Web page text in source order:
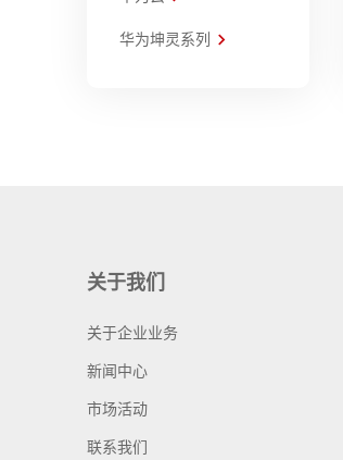
华为坤灵系列
关于我们
关于企业业务
新闻中心
市场活动
联系我们